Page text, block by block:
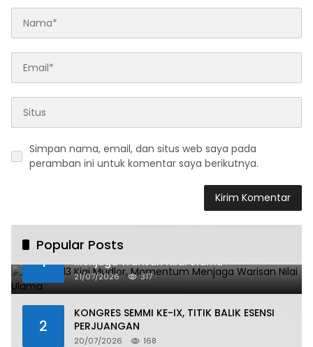
Simpan nama, email, dan situs web saya pada
peramban ini untuk komentar saya berikutnya.
Popular Posts
1
Haul ke-13 Kiai Mudlor, Momentum
Menjaga Warisan Nilai Ulama
21/07/2026 317
2
KONGRES SEMMI KE-IX, TITIK BALIK ESENSI
PERJUANGAN
20/07/2026 168